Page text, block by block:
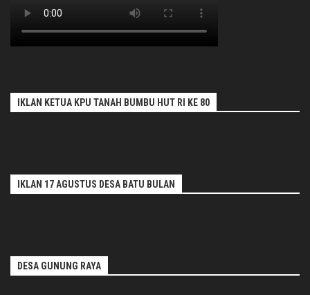
IKLAN KETUA KPU TANAH BUMBU HUT RI KE 80
IKLAN 17 AGUSTUS DESA BATU BULAN
DESA GUNUNG RAYA